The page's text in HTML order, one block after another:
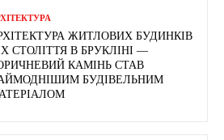
ЖИТЛОВИХ БУДИНКІВ
СТОЛІТТЯ В БРУКЛІНІ —
КАМІНЬ СТАВ
БУДІВЕЛЬНИМ